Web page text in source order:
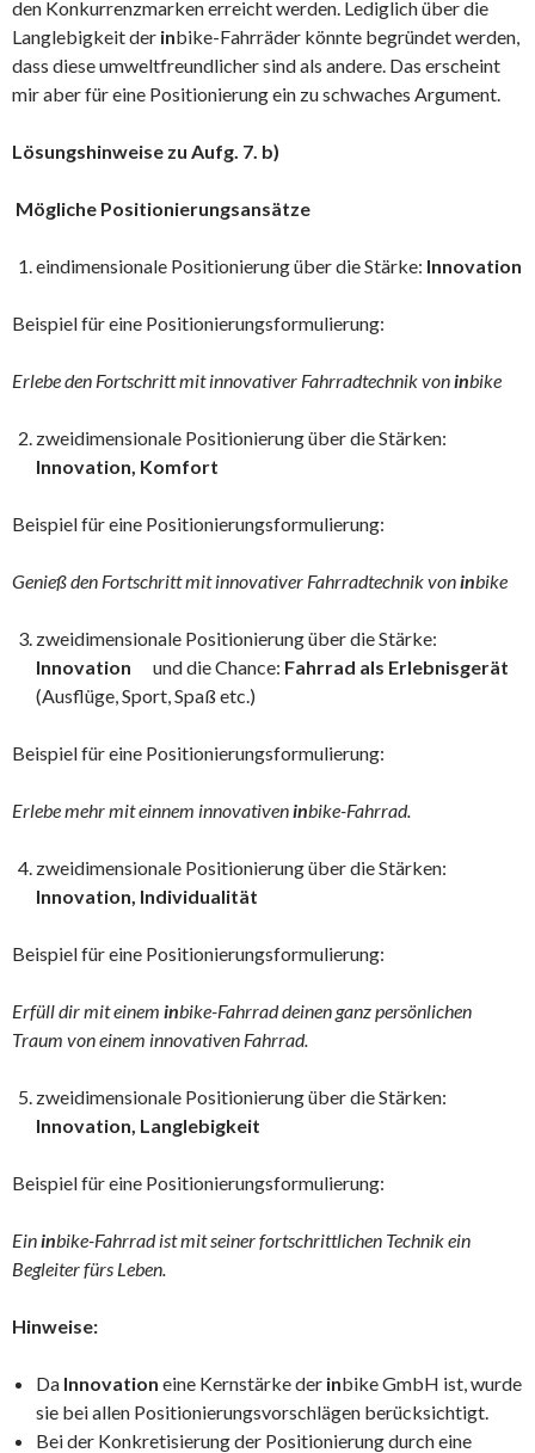
den Konkurrenzmarken erreicht werden. Lediglich über die
Langlebigkeit der inbike-Fahrräder könnte begründet werden,
dass diese umweltfreundlicher sind als andere. Das erscheint
mir aber für eine Positionierung ein zu schwaches Argument.
Lösungshinweise zu Aufg. 7. b)
Mögliche Positionierungsansätze
eindimensionale Positionierung über die Stärke: Innovation
Beispiel für eine Positionierungsformulierung:
Erlebe den Fortschritt mit innovativer Fahrradtechnik voninbike
zweidimensionale Positionierung über die Stärken:
Innovation, Komfort
Beispiel für eine Positionierungsformulierung:
Genieß den Fortschritt mit innovativer Fahrradtechnik voninbike
zweidimensionale Positionierung über die Stärke:
Innovation und die Chance: Fahrrad als Erlebnisgerät
(Ausflüge, Sport, Spaß etc.)
Beispiel für eine Positionierungsformulierung:
Erlebe mehr mit einnem innovativeninbike-Fahrrad.
zweidimensionale Positionierung über die Stärken:
Innovation, Individualität
Beispiel für eine Positionierungsformulierung:
Erfüll dir mit einem inbike-Fahrrad deinen ganz persönlichen
Traum von einem innovativen Fahrrad.
zweidimensionale Positionierung über die Stärken:
Innovation, Langlebigkeit
Beispiel für eine Positionierungsformulierung:
Eininbike-Fahrrad ist mit seiner fortschrittlichen Technik ein
Begleiter fürs Leben.
Hinweise:
Da Innovation eine Kernstärke der inbike GmbH ist, wurde
sie bei allen Positionierungsvorschlägen berücksichtigt.
Bei der Konkretisierung der Positionierung durch eine